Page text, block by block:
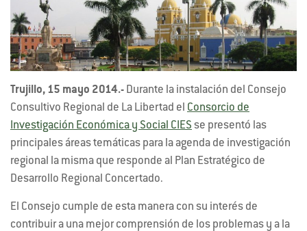
Trujillo, 15 mayo 2014.- Durante la instalación del Consejo
Consultivo Regional de La Libertad el Consorcio de
Investigación Económica y Social CIES se presentó las
principales áreas temáticas para la agenda de investigación
regional la misma que responde al Plan Estratégico de
Desarrollo Regional Concertado.
El Consejo cumple de esta manera con su interés de
contribuir a una mejor comprensión de los problemas y a la